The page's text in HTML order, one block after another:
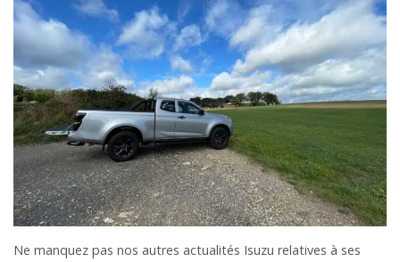
Ne manquez pas nos autres actualités Isuzu relatives à ses